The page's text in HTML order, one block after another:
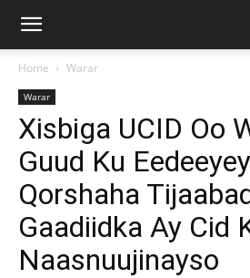
Home Warar
Warar
Xisbiga UCID Oo
Guud Ku
Qorshaha
Gaadiidka Ay Cid
Naasnuujinayso